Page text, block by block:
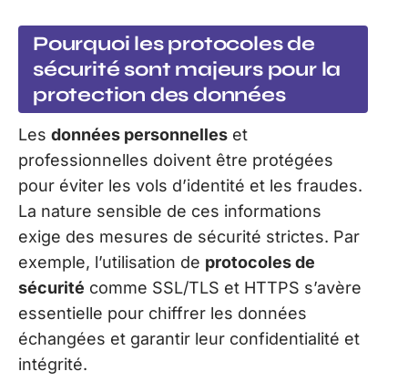
Pourquoi les protocoles de
sécurité sont majeurs pour la
protection des données
Les données personnelles et
professionnelles doivent être protégées
pour éviter les vols d’identité et les fraudes.
La nature sensible de ces informations
exige des mesures de sécurité strictes. Par
exemple, l’utilisation de protocoles de
sécurité comme SSL/TLS et HTTPS s’avère
essentielle pour chiffrer les données
échangées et garantir leur confidentialité et
intégrité.